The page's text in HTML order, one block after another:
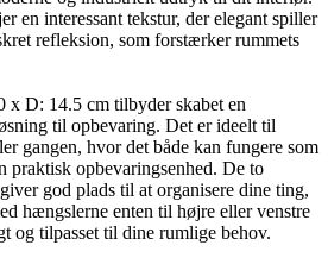
en interessant tekstur, der elegant spiller
refleksion, som forstærker rummets
x D: 14.5 cm tilbyder skabet en
til opbevaring. Det er ideelt til
gangen, hvor det både kan fungere som
praktisk opbevaringsenhed. De to
god plads til at organisere dine ting,
hængslerne enten til højre eller venstre
og tilpasset til dine rumlige behov.